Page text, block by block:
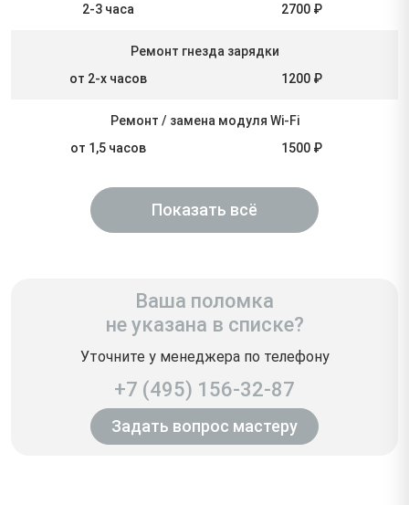
2-3 часа
2700 ₽
Ремонт гнезда зарядки
от 2-х часов
1200 ₽
Ремонт / замена модуля Wi-Fi
от 1,5 часов
1500 ₽
Показать всё
Ваша поломка
не указана в списке?
Уточните у менеджера по телефону
+7 (495) 156-32-87
Задать вопрос мастеру